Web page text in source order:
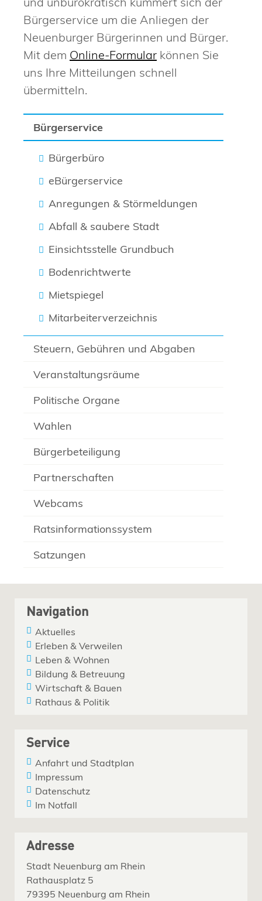
Bürgerservice
Bürgerbüro
eBürgerservice
Anregungen & Störmeldungen
Abfall & saubere Stadt
Einsichtsstelle Grundbuch
Bodenrichtwerte
Mietspiegel
Mitarbeiterverzeichnis
Steuern, Gebühren und Abgaben
Veranstaltungsräume
Politische Organe
Wahlen
Bürgerbeteiligung
Partnerschaften
Webcams
Ratsinformationssystem
Satzungen
Bürgerservice um die Anliegen der
Neuenburger Bürgerinnen und Bürger.
Mit dem Online-Formular können Sie
uns Ihre Mitteilungen schnell
übermitteln.
Navigation
Aktuelles
Erleben & Verweilen
Leben & Wohnen
Bildung & Betreuung
Wirtschaft & Bauen
Rathaus & Politik
Service
Anfahrt und Stadtplan
Impressum
Datenschutz
Im Notfall
Adresse
Stadt Neuenburg am Rhein
Rathausplatz 5
79395 Neuenburg am Rhein